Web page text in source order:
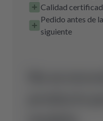
Calidad
Pedido antes de
siguiente